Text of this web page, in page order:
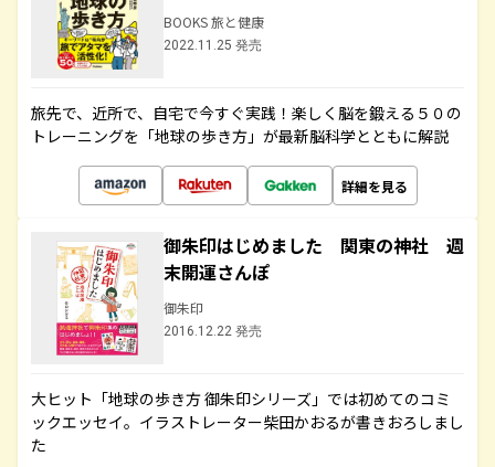
BOOKS 旅と健康
2022.11.25 発売
旅先で、近所で、自宅で今すぐ実践！楽しく脳を鍛える５０の
トレーニングを「地球の歩き方」が最新脳科学とともに解説
詳細を見る
御朱印はじめました 関東の神社 週
末開運さんぽ
御朱印
2016.12.22 発売
大ヒット「地球の歩き方 御朱印シリーズ」では初めてのコミ
ックエッセイ。イラストレーター柴田かおるが書きおろしまし
た